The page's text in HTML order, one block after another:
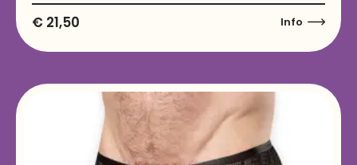
€ 21,50 Info